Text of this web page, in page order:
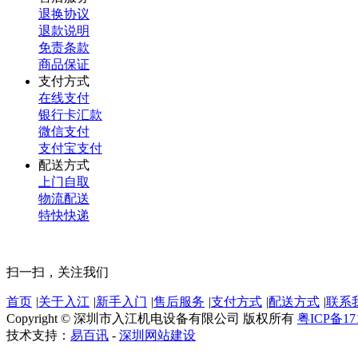
退换协议
退款说明
免责条款
商品保证
支付方式
在线支付
银行卡汇款
微信支付
支付宝支付
配送方式
上门自取
物流配送
特快快递
扫一扫，关注我们
首页 |关于入江 |新手入门 |售后服务 |支付方式 |配送方式 |联系
Copyright © 深圳市入江机电设备有限公司 版权所有 粤ICP备
技术支持： 易百讯 - 深圳网站建设